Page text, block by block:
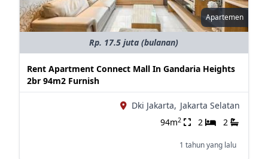
Apartemen
Rp. 17.5 juta (bulanan)
Rent Apartment Connect Mall In Gandaria Heights
2br 94m2 Furnish
Dki Jakarta, Jakarta Selatan
94m2 2 2
1 tahun yang lalu